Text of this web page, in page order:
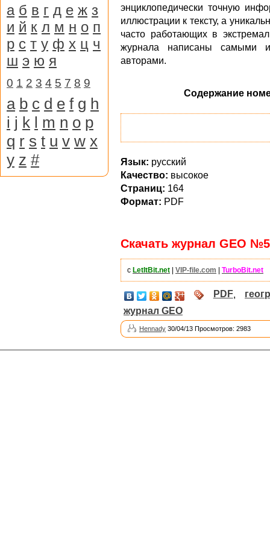
энциклопедически точную
иллюстрации к тексту, а
часто работающих в
журнала написаны самыми
авторами.
Содержание
Язык: русский
Качество: высокое
Страниц: 164
Формат: PDF
Скачать журнал GEO
с LetItBit.net | VIP-file.com | TurboBit.net
PDF,
журнал GEO
Hennady 30/04/13 Просмотров: 2983
а б в г д е ж з
и й к л м н о п
р с т у ф х ц ч
ш э ю я
0 1 2 3 4 5 7 8 9
a b c d e f g h
i j k l m n o p
q r s t u v w x
y z #